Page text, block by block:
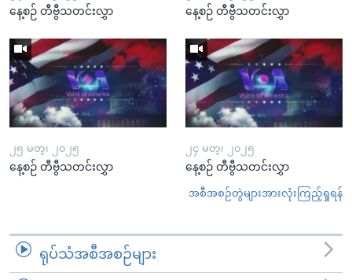
နေ့စဉ် တီဗွီသတင်းလွှာ နေ့စဉ် တီဗွီသတင်းလွှာ
၂၅ မတ္၊ ၂၀၂၅
နေ့စဉ် တီဗွီသတင်းလွှာ
၂၄ မတ္၊ ၂၀၂၅
နေ့စဉ် တီဗွီသတင်းလွှာ
အစီအစဉ်တွဲများအားလုံးကြည့်ရှုရန်
ရုပ်သံအစီအစဉ်များ